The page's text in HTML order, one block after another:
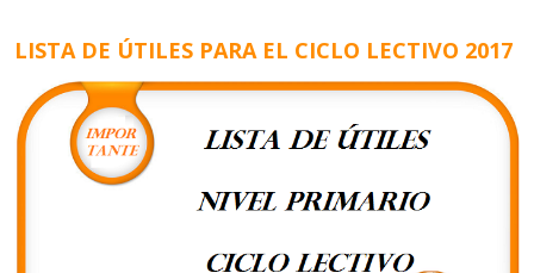
LISTA DE ÚTILES PARA EL CICLO LECTIVO 2017